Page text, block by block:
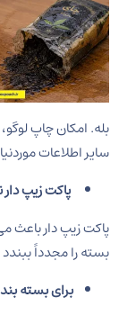
بله. امکان چاپ لوگو،
سایر اطلاعات
پاکت زیپ دار
پاکت زیپ دار باعث
بسته را مجدداً
برای بسته